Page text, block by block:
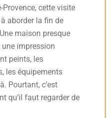
Provence, cette visite
aborder la fin de
maison presque
impression
peints, les
les équipements
Pourtant, c’est
qu’il faut regarder de